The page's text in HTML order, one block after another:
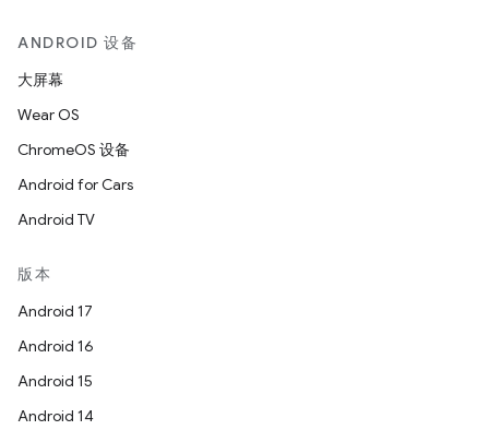
ANDROID 设备
大屏幕
Wear OS
ChromeOS 设备
Android for Cars
Android TV
版本
Android 17
Android 16
Android 15
Android 14